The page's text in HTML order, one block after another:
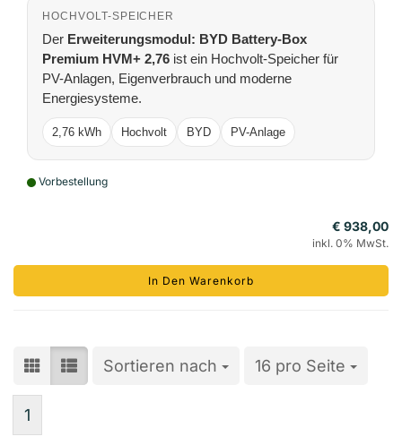
HOCHVOLT-SPEICHER
Der Erweiterungsmodul: BYD Battery-Box
Premium HVM+ 2,76 ist ein Hochvolt-Speicher für
PV-Anlagen, Eigenverbrauch und moderne
Energiesysteme.
2,76 kWh Hochvolt BYD PV-Anlage
Vorbestellung
€ 938,00
inkl. 0% MwSt.
In Den Warenkorb
Sortieren nach
Sortieren nach 16 pro Seite
pro Seite
1